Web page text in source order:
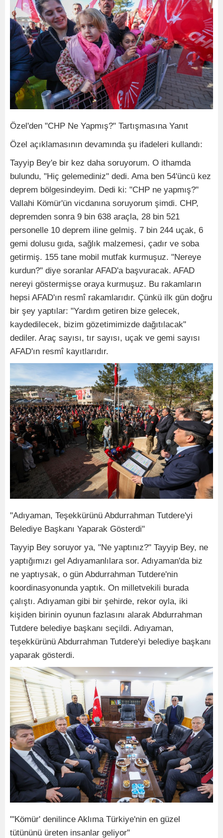
Özel'den "CHP Ne Yapmış?" Tartışmasına Yanıt
Özel açıklamasının devamında şu ifadeleri kullandı:
Tayyip Bey'e bir kez daha soruyorum. O ithamda
bulundu, "Hiç gelemediniz" dedi. Ama ben 54'üncü kez
deprem bölgesindeyim. Dedi ki: "CHP ne yapmış?"
Vallahi Kömür'ün vicdanına soruyorum şimdi. CHP,
depremden sonra 9 bin 638 araçla, 28 bin 521
personelle 10 deprem iline gelmiş. 7 bin 244 uçak, 6
gemi dolusu gıda, sağlık malzemesi, çadır ve soba
getirmiş. 155 tane mobil mutfak kurmuşuz. "Nereye
kurdun?" diye soranlar AFAD'a başvuracak. AFAD
nereyi göstermişse oraya kurmuşuz. Bu rakamların
hepsi AFAD'ın resmî rakamlarıdır. Çünkü ilk gün doğru
bir şey yaptılar: "Yardım getiren bize gelecek,
kaydedilecek, bizim gözetimimizde dağıtılacak"
dediler. Araç sayısı, tır sayısı, uçak ve gemi sayısı
AFAD'ın resmî kayıtlarıdır.
"Adıyaman, Teşekkürünü Abdurrahman Tutdere'yi
Belediye Başkanı Yaparak Gösterdi"
Tayyip Bey soruyor ya, "Ne yaptınız?" Tayyip Bey, ne
yaptığımızı gel Adıyamanlılara sor. Adıyaman'da biz
ne yaptıysak, o gün Abdurrahman Tutdere'nin
koordinasyonunda yaptık. On milletvekili burada
çalıştı. Adıyaman gibi bir şehirde, rekor oyla, iki
kişiden birinin oyunun fazlasını alarak Abdurrahman
Tutdere belediye başkanı seçildi. Adıyaman,
teşekkürünü Abdurrahman Tutdere'yi belediye başkanı
yaparak gösterdi.
"'Kömür' denilince Aklıma Türkiye'nin en güzel
tütününü üreten insanlar geliyor"